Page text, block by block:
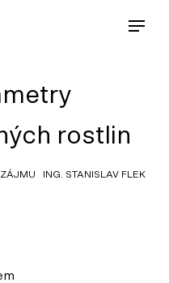
rostlin
ING. STANISLAV FLEK